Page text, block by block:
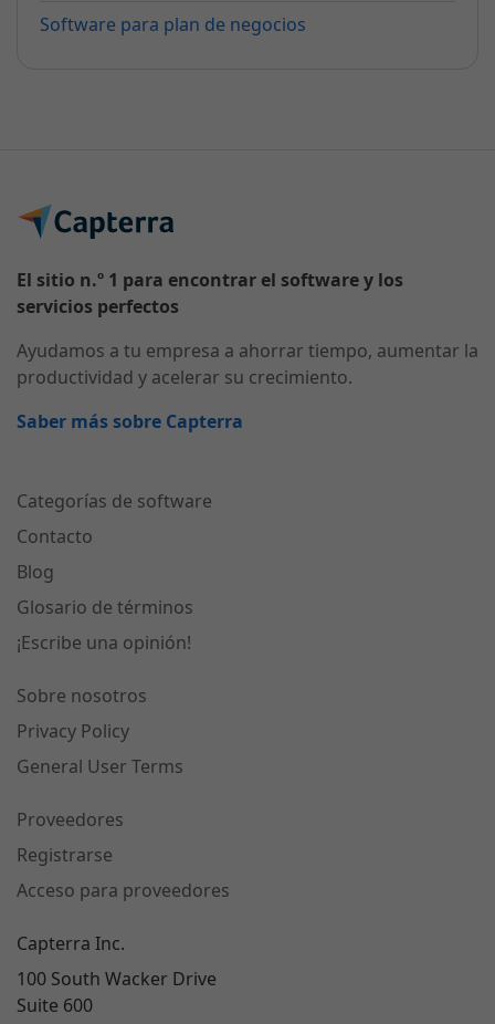
Software para plan de negocios
El sitio n.º 1 para encontrar el software y los
servicios perfectos
Ayudamos a tu empresa a ahorrar tiempo, aumentar la
productividad y acelerar su crecimiento.
Saber más sobre Capterra
Categorías de software
Contacto
Blog
Glosario de términos
¡Escribe una opinión!
Sobre nosotros
Privacy Policy
General User Terms
Proveedores
Registrarse
Acceso para proveedores
Capterra Inc.
100 South Wacker Drive
Suite 600